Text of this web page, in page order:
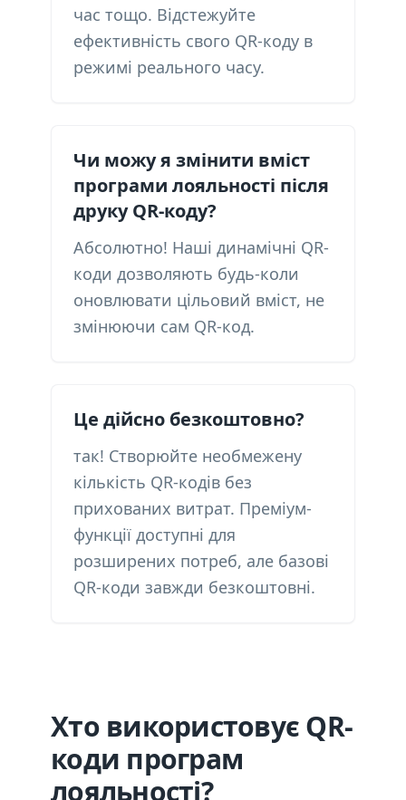
час тощо. Відстежуйте
ефективність свого QR-коду в
режимі реального часу.
Чи можу я змінити вміст
програми лояльності після
друку QR-коду?
Абсолютно! Наші динамічні QR-
коди дозволяють будь-коли
оновлювати цільовий вміст, не
змінюючи сам QR-код.
Це дійсно безкоштовно?
так! Створюйте необмежену
кількість QR-кодів без
прихованих витрат. Преміум-
функції доступні для
розширених потреб, але базові
QR-коди завжди безкоштовні.
Хто використовує QR-
коди програм
лояльності?